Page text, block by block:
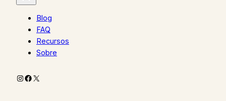
Blog
FAQ
Recursos
Sobre
Instagram
Facebook
X